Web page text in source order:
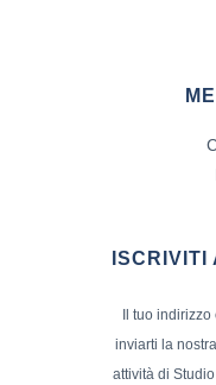
Il tuo
inviarti la
attività di